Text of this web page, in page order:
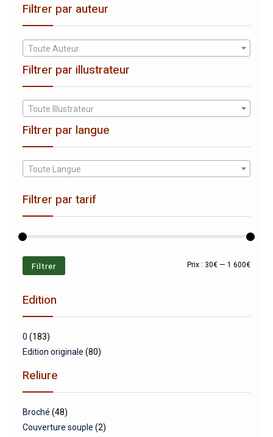
Filtrer par auteur
Toute Auteur
Filtrer par illustrateur
Toute Illustrateur
Filtrer par langue
Toute Langue
Filtrer par tarif
Prix
Prix
Filtrer Prix : 30€ —1 600€
Edition
0 (183)
Edition originale (80)
Reliure
Broché (48)
Couverture souple (2)